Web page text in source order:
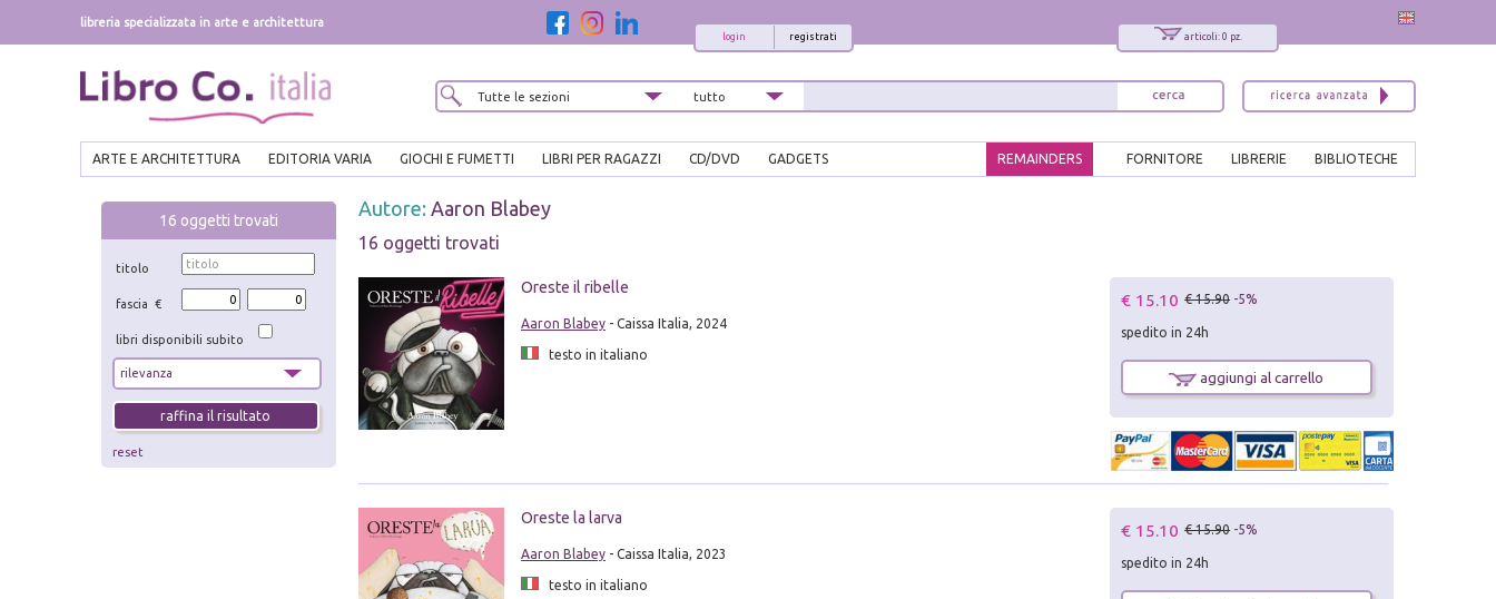
libreria specializzata in arte e architettura
articoli: 0 pz.
registrati
login
ARTE E ARCHITETTURA EDITORIA VARIA GIOCHI E FUMETTI LIBRI PER RAGAZZI CD/DVD GADGETS BIBLIOTECHE
LIBRERIE
FORNITORE
REMAINDERS
16 oggetti trovati
titolo
fascia €
libri disponibili subito
reset
Autore: Aaron Blabey
16 oggetti trovati
Oreste il ribelle
Aaron Blabey- Caissa Italia, 2024
testo in italiano
€ 15.10 € 15.90 -5%
spedito in 24h
aggiungi al carrello
Oreste la larva
Aaron Blabey- Caissa Italia, 2023
testo in italiano
€ 15.10 € 15.90 -5%
spedito in 24h